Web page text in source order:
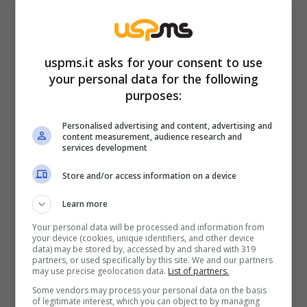
segnare la fine della sua carriera da chirurgo.
Un sacrificio enorme, un dilemma morale che
lascia il segno. Questo potrebbe significare
un doloroso addio alle sale operatorie? O è
solo l’anticamera di una svolta inattesa? E
mentre in città monta il fermento, durante
una manifestazione pacifista, Mimmo blocca
un ragazzo che sostiene di essere parente di
Delia. Verità o millanteria? Il confine è sottile e
la curiosità esplode: chi è davvero questo
giovane e cosa porta con sé?
Al Paradiso, intanto, arrivano notizie che
uspms.it asks for your consent to use
your personal data for the following
purposes:
Personalised advertising and content, advertising and
content measurement, audience research and
services development
Store and/or access information on a device
Learn more
Your personal data will be processed and information from
your device (cookies, unique identifiers, and other device
data) may be stored by, accessed by and shared with 319
partners, or used specifically by this site. We and our partners
may use precise geolocation data. List of partners.
Some vendors may process your personal data on the basis
of legitimate interest, which you can object to by managing